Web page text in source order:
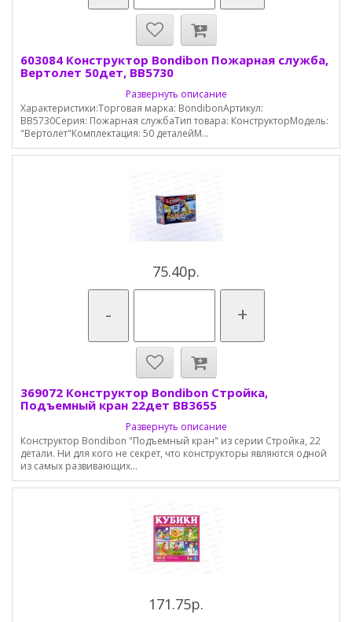
603084 Конструктор Bondibon Пожарная служба,
Вертолет 50дет, ВВ5730
Развернуть описание
Характеристики:Торговая марка: BondibonАртикул:
BB5730Серия: Пожарная службаТип товара: КонструкторМодель:
"Вертолет"Комплектация: 50 деталейМ...
75.40р.
- +
369072 Конструктор Bondibon Стройка,
Подъемный кран 22дет ВВ3655
Развернуть описание
Конструктор Bondibon "Подъемный кран" из серии Стройка, 22
детали. Ни для кого не секрет, что конструкторы являются одной
из самых развивающих...
171.75р.